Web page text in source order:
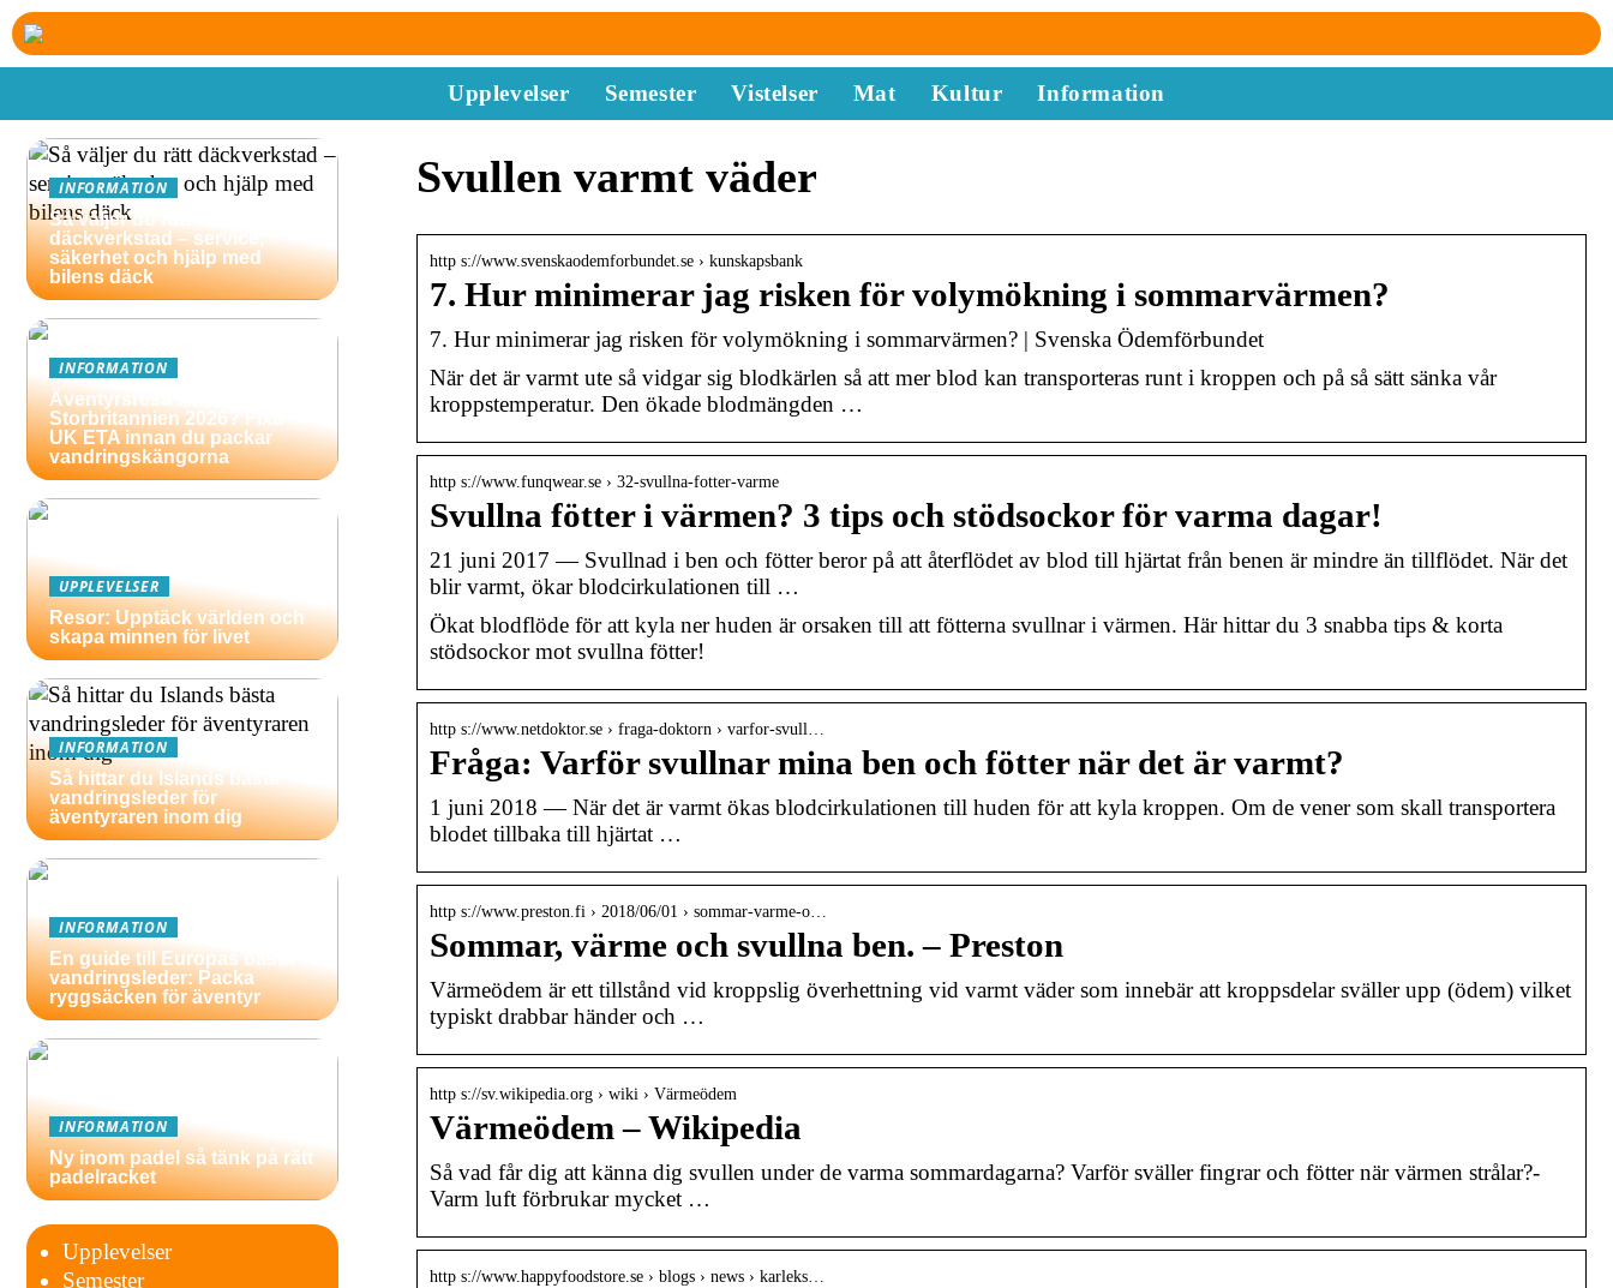
Upplevelser Semester Vistelser Mat Kultur Information
Svullen varmt väder
http s://www.svenskaodemforbundet.se › kunskapsbank
7. Hur minimerar jag risken för volymökning i sommarvärmen?
7. Hur minimerar jag risken för volymökning i sommarvärmen? | Svenska Ödemförbundet
När det är varmt ute så vidgar sig blodkärlen så att mer blod kan transporteras runt i kroppen och på så sätt sänka vår
kroppstemperatur. Den ökade blodmängden …
http s://www.funqwear.se › 32-svullna-fotter-varme
Svullna fötter i värmen? 3 tips och stödsockor för varma dagar!
21 juni 2017 — Svullnad i ben och fötter beror på att återflödet av blod till hjärtat från benen är mindre än tillflödet. När det
blir varmt, ökar blodcirkulationen till …
Ökat blodflöde för att kyla ner huden är orsaken till att fötterna svullnar i värmen. Här hittar du 3 snabba tips & korta
stödsockor mot svullna fötter!
http s://www.netdoktor.se › fraga-doktorn › varfor-svull…
Fråga: Varför svullnar mina ben och fötter när det är varmt?
1 juni 2018 — När det är varmt ökas blodcirkulationen till huden för att kyla kroppen. Om de vener som skall transportera
blodet tillbaka till hjärtat …
http s://www.preston.fi › 2018/06/01 › sommar-varme-o…
Sommar, värme och svullna ben. – Preston
Värmeödem är ett tillstånd vid kroppslig överhettning vid varmt väder som innebär att kroppsdelar sväller upp (ödem) vilket
typiskt drabbar händer och …
http s://sv.wikipedia.org › wiki › Värmeödem
Värmeödem – Wikipedia
Så vad får dig att känna dig svullen under de varma sommardagarna? Varför sväller fingrar och fötter när värmen strålar?-
Varm luft förbrukar mycket …
http s://www.happyfoodstore.se › blogs › news › karleks…
INFORMATION
Så väljer du rätt
däckverkstad – service,
säkerhet och hjälp med
bilens däck
INFORMATION
Äventyrsresa till
Storbritannien 2026? Fixa
UK ETA innan du packar
vandringskängorna
UPPLEVELSER
Resor: Upptäck världen och
skapa minnen för livet
INFORMATION
Så hittar du Islands bästa
vandringsleder för
äventyraren inom dig
INFORMATION
En guide till Europas bästa
vandringsleder: Packa
ryggsäcken för äventyr
INFORMATION
Ny inom padel så tänk på rätt
padelracket
Upplevelser
Semester